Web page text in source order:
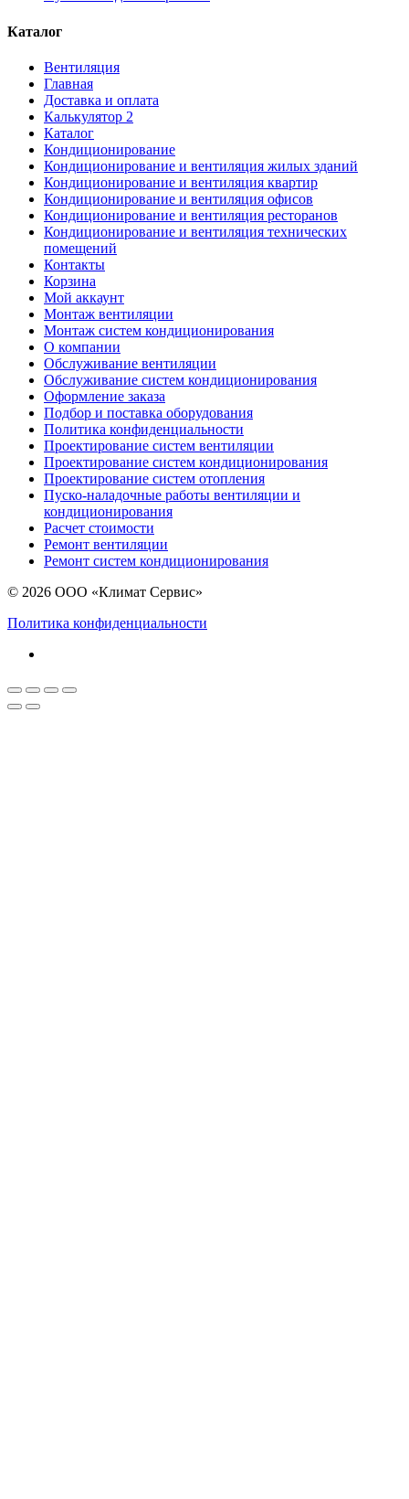
Каталог
Вентиляция
Главная
Доставка и оплата
Калькулятор 2
Каталог
Кондиционирование
Кондиционирование и вентиляция жилых зданий
Кондиционирование и вентиляция квартир
Кондиционирование и вентиляция офисов
Кондиционирование и вентиляция ресторанов
Кондиционирование и вентиляция технических
помещений
Контакты
Корзина
Мой аккаунт
Монтаж вентиляции
Монтаж систем кондиционирования
О компании
Обслуживание вентиляции
Обслуживание систем кондиционирования
Оформление заказа
Подбор и поставка оборудования
Политика конфиденциальности
Проектирование систем вентиляции
Проектирование систем кондиционирования
Проектирование систем отопления
Пуско-наладочные работы вентиляции и
кондиционирования
Расчет стоимости
Ремонт вентиляции
Ремонт систем кондиционирования
© 2026 ООО «Климат Сервис»
Политика конфиденциальности